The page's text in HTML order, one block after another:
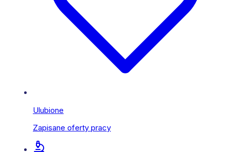
Ulubione
Zapisane oferty pracy